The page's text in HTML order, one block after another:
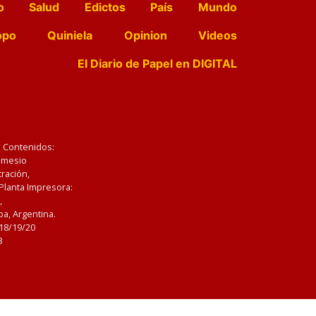
Salud Edictos País
Mundo
Quiniela Opinion
Videos
El Diario de Papel en DIGITAL
Impresora:
Argentina.
19/20